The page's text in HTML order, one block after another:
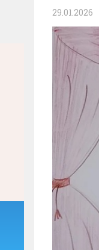
29.01.2026